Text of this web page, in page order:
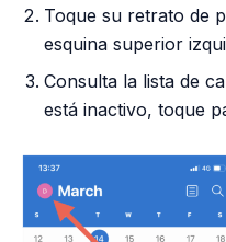
Toque su retrato de
esquina superior
Consulta la lista de
está inactivo, toque